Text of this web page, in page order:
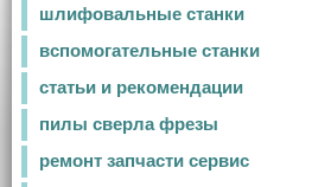
шлифовальные станки
вспомогательные станки
статьи и рекомендации
пилы сверла фрезы
ремонт запчасти сервис